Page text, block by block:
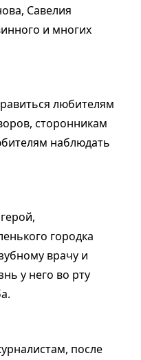
Савелия
и многих
любителям
сторонникам
наблюдать
городка
врачу и
у него во рту
после